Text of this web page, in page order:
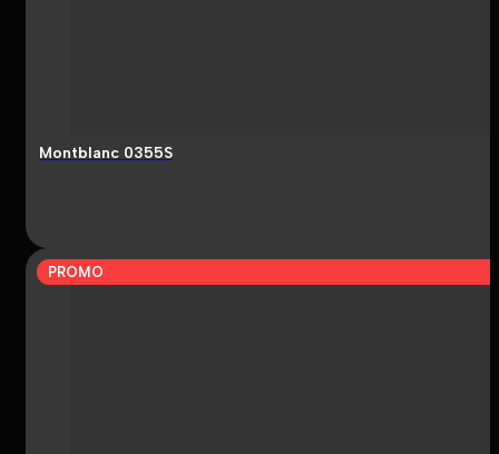
Montblanc 0355S
PROMO